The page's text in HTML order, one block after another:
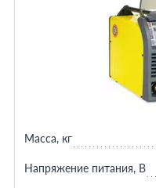
Масса, кг
Напряжение питания, В